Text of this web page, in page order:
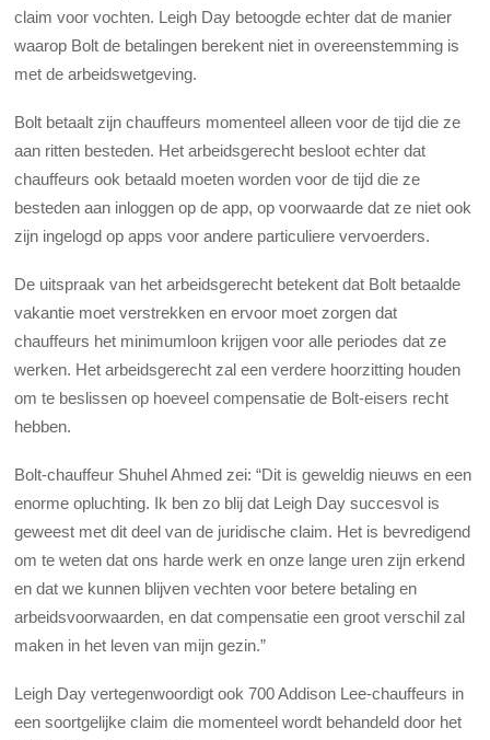
claim voor vochten. Leigh Day betoogde echter dat de manier
waarop Bolt de betalingen berekent niet in overeenstemming is
met de arbeidswetgeving.
Bolt betaalt zijn chauffeurs momenteel alleen voor de tijd die ze
aan ritten besteden. Het arbeidsgerecht besloot echter dat
chauffeurs ook betaald moeten worden voor de tijd die ze
besteden aan inloggen op de app, op voorwaarde dat ze niet ook
zijn ingelogd op apps voor andere particuliere vervoerders.
De uitspraak van het arbeidsgerecht betekent dat Bolt betaalde
vakantie moet verstrekken en ervoor moet zorgen dat
chauffeurs het minimumloon krijgen voor alle periodes dat ze
werken. Het arbeidsgerecht zal een verdere hoorzitting houden
om te beslissen op hoeveel compensatie de Bolt-eisers recht
hebben.
Bolt-chauffeur Shuhel Ahmed zei: “Dit is geweldig nieuws en een
enorme opluchting. Ik ben zo blij dat Leigh Day succesvol is
geweest met dit deel van de juridische claim. Het is bevredigend
om te weten dat ons harde werk en onze lange uren zijn erkend
en dat we kunnen blijven vechten voor betere betaling en
arbeidsvoorwaarden, en dat compensatie een groot verschil zal
maken in het leven van mijn gezin.”
Leigh Day vertegenwoordigt ook 700 Addison Lee-chauffeurs in
een soortgelijke claim die momenteel wordt behandeld door het